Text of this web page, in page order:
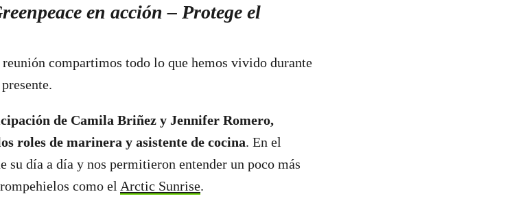
en acción – Protege el
compartimos todo lo que hemos vivido durante
de Camila Briñez y Jennifer Romero,
roles de marinera y asistente de cocina. En el
su día a día y nos permitieron entender un poco más
como el Arctic Sunrise.